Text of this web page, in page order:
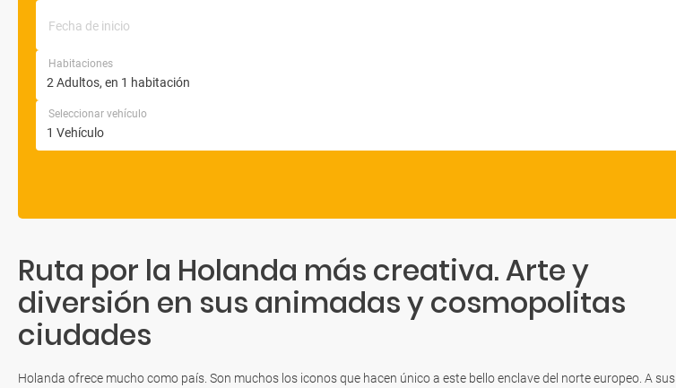
Fecha de inicio
Habitaciones
Seleccionar vehículo
Ruta por la Holanda más creativa. Arte y
diversión en sus animadas y cosmopolitas
ciudades
Holanda ofrece mucho como país. Son muchos los iconos que hacen único a este bello enclave del norte europeo. A sus